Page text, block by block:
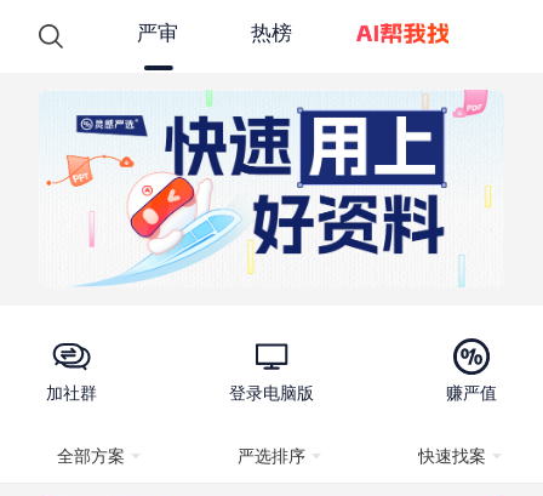
严审 热榜
加社群 登录电脑版 赚严值
全部方案 严选排序 快速找案